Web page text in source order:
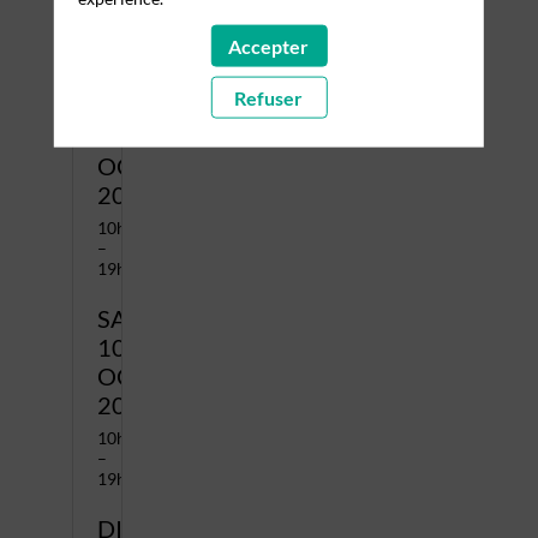
VENDREDI
OCTOBRE
2026
10h00
–
19h00
SAMEDI
10
OCTOBRE
2026
10h00
–
19h00
DIMANCHE
Accepter
Refuser